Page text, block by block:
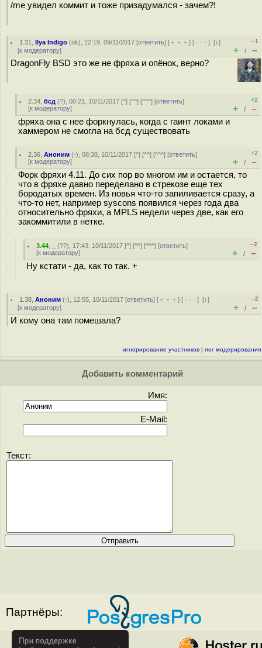
/me увидел коммит и тоже призадумался - зачем?!
1.31 ,Ilya Indigo (ok), 22:19, 09/11/2017 [ответить] [ ﹢﹢﹢] [ · · ·][↓]
[к модератору]
–1
+ / –
DragonFly BSD это же не фряха и опёнок, верно?
2.34 ,бсд (?), 00:21, 10/11/2017 [^] [^^] [^^^] [ответить]
[к модератору]
+2
+ / –
фряха она с нее форкнулась, когда с гаинт локами и
хаммером не смогла на бсд существовать
2.36 ,Аноним (-), 08:38, 10/11/2017 [^] [^^] [^^^] [ответить]
[к модератору]
+2
+ / –
Форк фряхи 4.11. До сих пор во многом им и остается, то
что в фряхе давно переделано в стрекозе еще тех
бородатых времен. Из новья что-то запиливается сразу, а
что-то нет, например syscons появился через года два
относительно фряхи, а MPLS недели через две, как его
закоммитили в нетке.
3.44 (??), 17:43, 10/11/2017 [^] [^^] [^^^] [ответить]
[к модератору]
–2
+ / –
Ну кстати - да, как то так. +
1.38 ,Аноним (-), 12:55, 10/11/2017 [ответить] [ ﹢﹢﹢] [ · · ·][↑]
[к модератору]
–2
+ / –
И кому она там помешала?
игнорирование участников | лог модерирования
Добавить комментарий
Имя:
E-Mail:
Текст:
Партнёры: